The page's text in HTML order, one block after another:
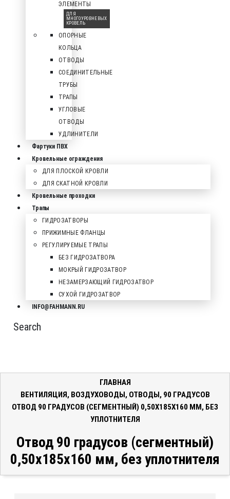
ЭЛЕМЕНТЫ
ДЛЯ
МНОГОУРОВНЕВЫХ
КРОВЕЛЬ
ОПОРНЫЕ
КОЛЬЦА
ОТВОДЫ
СОЕДИНИТЕЛЬНЫЕ
ТРУБЫ
ТРАПЫ
УГЛОВЫЕ
ОТВОДЫ
УДЛИНИТЕЛИ
Фартуки ПВХ
Кровельные ограждения
ДЛЯ ПЛОСКОЙ КРОВЛИ
ДЛЯ СКАТНОЙ КРОВЛИ
Кровельные проходки
Трапы
ГИДРОЗАТВОРЫ
ПРИЖИМНЫЕ ФЛАНЦЫ
РЕГУЛИРУЕМЫЕ ТРАПЫ
БЕЗ ГИДРОЗАТВОРА
МОКРЫЙ ГИДРОЗАТВОР
НЕЗАМЕРЗАЮЩИЙ ГИДРОЗАТВОР
СУХОЙ ГИДРОЗАТВОР
INFO@FAHMANN.RU
Search
ГЛАВНАЯ
ВЕНТИЛЯЦИЯ, ВОЗДУХОВОДЫ, ОТВОДЫ, 90 ГРАДУСОВ
ОТВОД 90 ГРАДУСОВ (СЕГМЕНТНЫЙ) 0,50X185X160 ММ, БЕЗ
УПЛОТНИТЕЛЯ
Отвод 90 градусов (сегментный)
0,50x185x160 мм, без уплотнителя